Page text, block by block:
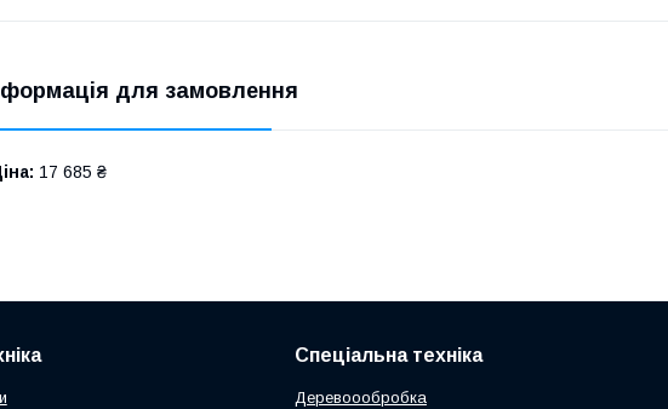
для замовлення
17 685 ₴
Спеціальна техніка
Деревоообробка